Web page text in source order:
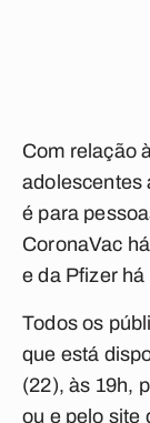
Com relação
adolescentes
é para
CoronaVac
e da Pfizer há
Todos os
que está
(22), às 19h,
ou e pelo site